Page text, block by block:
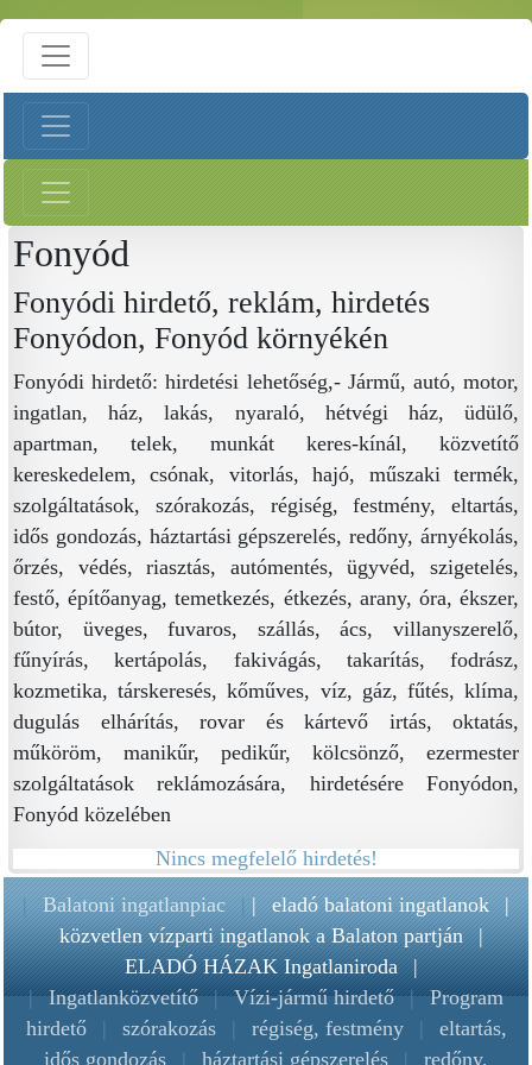
Fonyód
Fonyódi hirdető, reklám, hirdetés
Fonyódon, Fonyód környékén
Fonyódi hirdető: hirdetési lehetőség,- Jármű, autó, motor,
ingatlan, ház, lakás, nyaraló, hétvégi ház, üdülő,
apartman, telek, munkát keres-kínál, közvetítő
kereskedelem, csónak, vitorlás, hajó, műszaki termék,
szolgáltatások, szórakozás, régiség, festmény, eltartás,
idős gondozás, háztartási gépszerelés, redőny, árnyékolás,
őrzés, védés, riasztás, autómentés, ügyvéd, szigetelés,
festő, építőanyag, temetkezés, étkezés, arany, óra, ékszer,
bútor, üveges, fuvaros, szállás, ács, villanyszerelő,
fűnyírás, kertápolás, fakivágás, takarítás, fodrász,
kozmetika, társkeresés, kőműves, víz, gáz, fűtés, klíma,
dugulás elhárítás, rovar és kártevő irtás, oktatás,
műköröm, manikűr, pedikűr, kölcsönző, ezermester
szolgáltatások reklámozására, hirdetésére Fonyódon,
Fonyód közelében
Nincs megfelelő hirdetés!
| Balatoni ingatlanpiac || eladó balatoni ingatlanok |
közvetlen vízparti ingatlanok a Balaton partján |
ELADÓ HÁZAK Ingatlaniroda |
| Ingatlanközvetítő | Vízi-jármű hirdető | Program
hirdető
| szórakozás | régiség, festmény |
eltartás,
idős gondozás
| háztartási gépszerelés | redőny,